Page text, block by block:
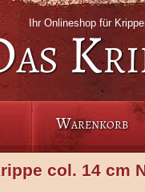
Ihr Onlineshop für
Warenkorb
col. 14 cm